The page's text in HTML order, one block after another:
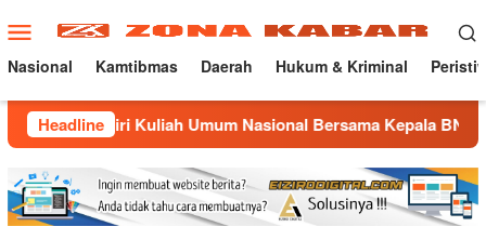
ke
konten
Menu
Mobile
Nasional Kamtibmas Daerah Hukum & Kriminal
Headline
Hadiri Kuliah Umum Nasional Bersama Kepala BNN RI di